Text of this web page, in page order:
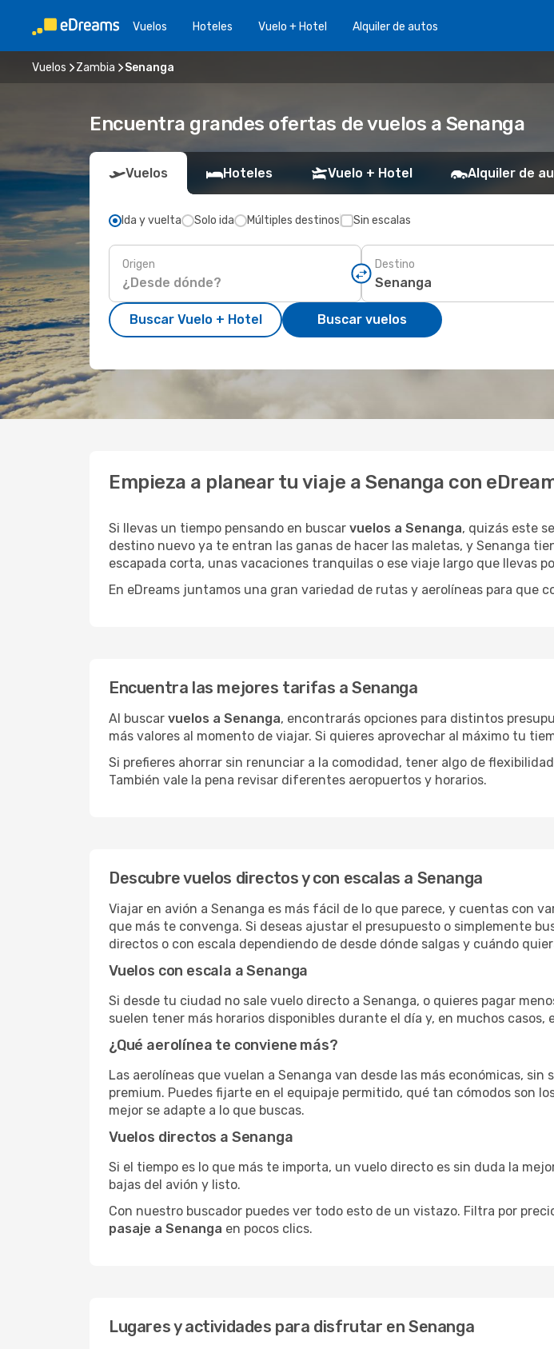
Vuelos Hoteles Vuelo + Hotel Alquiler de autos
Vuelos Zambia Senanga
Encuentra grandes ofertas de vuelos a Senanga
Vuelos Hoteles Vuelo + Hotel Alquiler de
Ida y vuelta Solo ida Múltiples destinos Sin escalas
Origen Destino
Buscar Vuelo + Hotel Buscar vuelos
Empieza a planear tu viaje a Senanga con
Si llevas un tiempo pensando en buscar vuelos a Senanga, quizás este
destino nuevo ya te entran las ganas de hacer las maletas, y Senanga
escapada corta, unas vacaciones tranquilas o ese viaje largo que llevas
En eDreams juntamos una gran variedad de rutas y aerolíneas para que
Encuentra las mejores tarifas a Senanga
Al buscar vuelos a Senanga, encontrarás opciones para distintos
más valores al momento de viajar. Si quieres aprovechar al máximo tu
Si prefieres ahorrar sin renunciar a la comodidad, tener algo de
También vale la pena revisar diferentes aeropuertos y horarios.
Descubre vuelos directos y con escalas a Senanga
Viajar en avión a Senanga es más fácil de lo que parece, y cuentas con
que más te convenga. Si deseas ajustar el presupuesto o simplemente
directos o con escala dependiendo de desde dónde salgas y cuándo
Vuelos con escala a Senanga
Si desde tu ciudad no sale vuelo directo a Senanga, o quieres pagar
suelen tener más horarios disponibles durante el día y, en muchos casos,
¿Qué aerolínea te conviene más?
Las aerolíneas que vuelan a Senanga van desde las más económicas,
premium. Puedes fijarte en el equipaje permitido, qué tan cómodos son
mejor se adapte a lo que buscas.
Vuelos directos a Senanga
Si el tiempo es lo que más te importa, un vuelo directo es sin duda la
bajas del avión y listo.
Con nuestro buscador puedes ver todo esto de un vistazo. Filtra por
pasaje a Senanga en pocos clics.
Lugares y actividades para disfrutar en Senanga